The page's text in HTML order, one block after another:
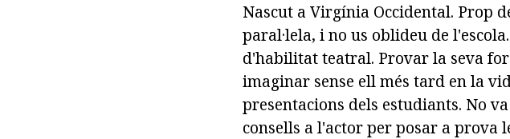
Nascut a Virgínia Occidental. Prop
paral·lela, i no us oblideu de
d'habilitat teatral. Provar la seva
imaginar sense ell més tard en la
presentacions dels estudiants. No
consells a l'actor per posar a prova